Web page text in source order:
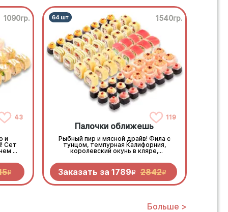
1090гр.
43
и
Сет
и
R
1540гр.
119
Палочки оближешь
Рыбный пир и мясной драйв! Фила с
тунцом, темпурная Калифорния,
королевский окунь в кляре,
пикантный бекон и копченая
курочка, свежесть овощей и
нежность морепродуктов.
Заказать за 1789R 2842R
Больше >